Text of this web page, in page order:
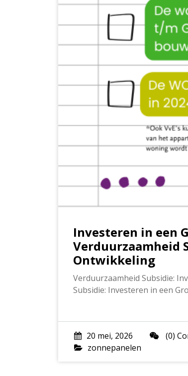
Investeren in een
Verduurzaamheid
Ontwikkeling
Verduurzaamheid Subsidie:
Subsidie: Investeren in een
20 mei, 2026 (0)
zonnepanelen